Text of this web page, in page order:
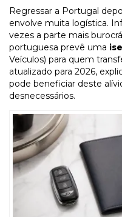
Regressar a Portugal
envolve muita logística.
vezes a parte mais
portuguesa prevê uma
Veículos) para quem
atualizado para 2026,
pode beneficiar deste
desnecessários.